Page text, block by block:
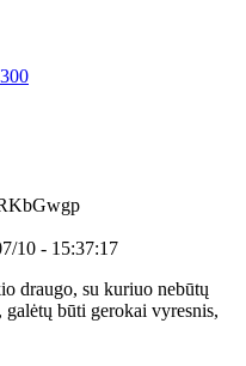
10 - 15:37:17
draugo, su kuriuo nebūtų
būti gerokai vyresnis,